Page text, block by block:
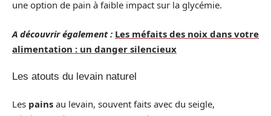
une option de pain à faible impact sur la glycémie.
A découvrir également : Les méfaits des noix dans votre
alimentation : un danger silencieux
Les atouts du levain naturel
Les pains au levain, souvent faits avec du seigle,